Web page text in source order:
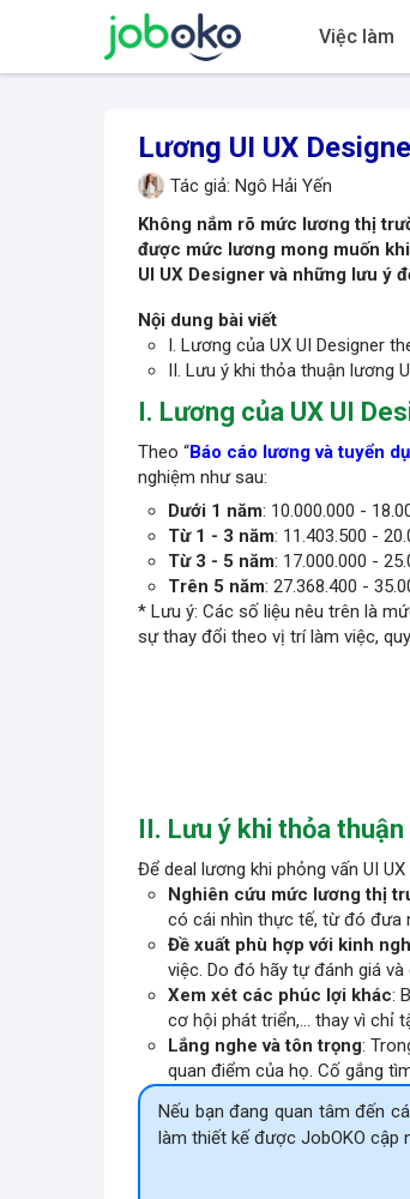
Việc làm
Lương UI UX
Tác giả: Ngô Hải Yến
Không nắm rõ mức lương thị
được mức lương mong muốn
UI UX Designer và những lưu ý
Nội dung bài viết
I. Lương của UX UI Designer
II. Lưu ý khi thỏa thuận lương
I. Lương của UX UI
Theo “Báo cáo lương và tuyển
nghiệm như sau:
Dưới 1 năm: 10.000.000 -
Từ 1 - 3 năm: 11.403.500 -
Từ 3 - 5 năm: 17.000.000 -
Trên 5 năm: 27.368.400 -
* Lưu ý: Các số liệu nêu trên là
sự thay đổi theo vị trí làm việc,
II. Lưu ý khi thỏa
Để deal lương khi phỏng vấn UI
Nghiên cứu mức lương thị
có cái nhìn thực tế, từ đó đưa
Đề xuất phù hợp với kinh
việc. Do đó hãy tự đánh giá
Xem xét các phúc lợi khác:
cơ hội phát triển,... thay vì chỉ
Lắng nghe và tôn trọng:
quan điểm của họ. Cố gắng
Nếu bạn đang quan tâm đến
làm thiết kế được JobOKO cập